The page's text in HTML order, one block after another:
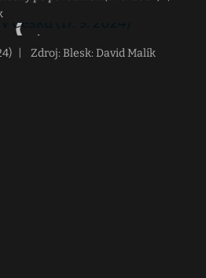
Zdroj: Blesk: David Malík